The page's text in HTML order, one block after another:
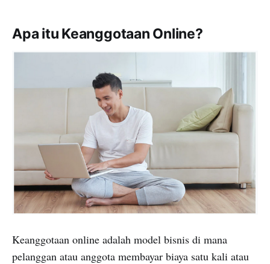
Apa itu Keanggotaan Online?
Keanggotaan online adalah model bisnis di mana
pelanggan atau anggota membayar biaya satu kali atau